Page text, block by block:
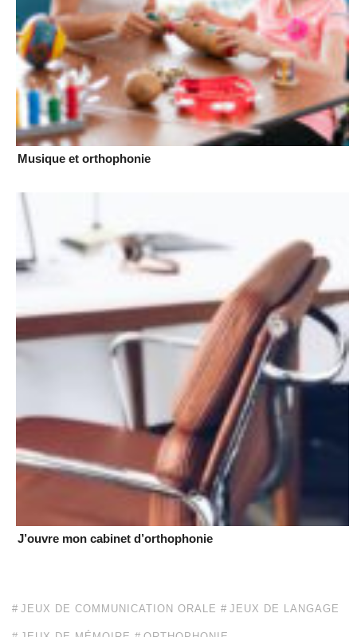
Musique et orthophonie
J’ouvre mon cabinet d’orthophonie
JEUX DE COMMUNICATION ORALE JEUX DE LANGAGE